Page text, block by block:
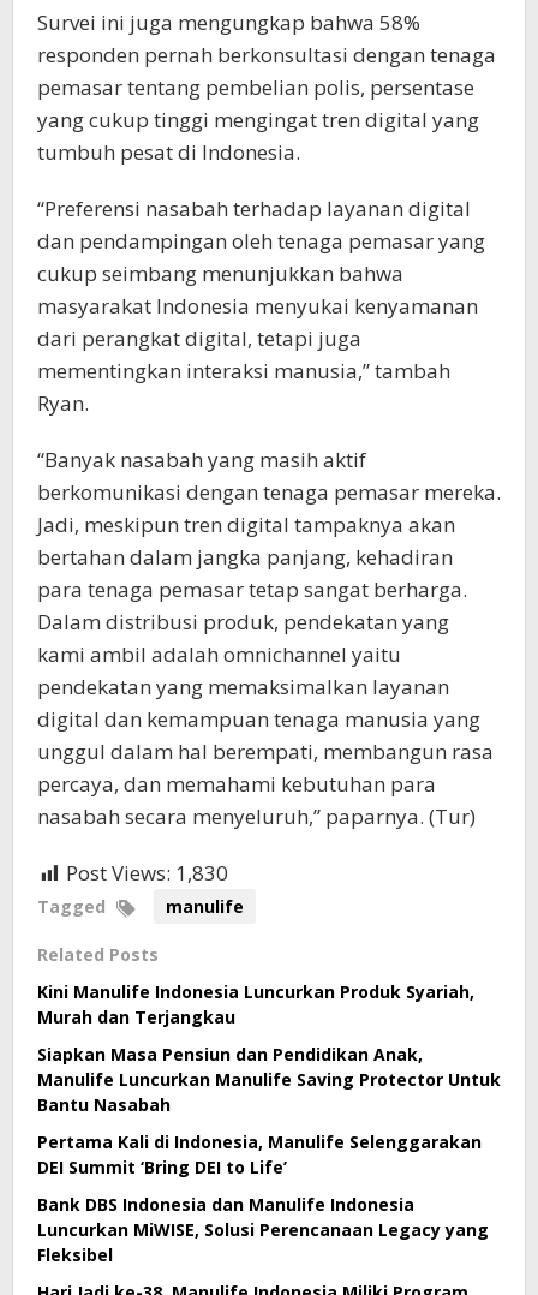
Survei ini juga mengungkap bahwa 58%
responden pernah berkonsultasi dengan tenaga
pemasar tentang pembelian polis, persentase
yang cukup tinggi mengingat tren digital yang
tumbuh pesat di Indonesia.
“Preferensi nasabah terhadap layanan digital
dan pendampingan oleh tenaga pemasar yang
cukup seimbang menunjukkan bahwa
masyarakat Indonesia menyukai kenyamanan
dari perangkat digital, tetapi juga
mementingkan interaksi manusia,” tambah
Ryan.
“Banyak nasabah yang masih aktif
berkomunikasi dengan tenaga pemasar mereka.
Jadi, meskipun tren digital tampaknya akan
bertahan dalam jangka panjang, kehadiran
para tenaga pemasar tetap sangat berharga.
Dalam distribusi produk, pendekatan yang
kami ambil adalah omnichannel yaitu
pendekatan yang memaksimalkan layanan
digital dan kemampuan tenaga manusia yang
unggul dalam hal berempati, membangun rasa
percaya, dan memahami kebutuhan para
nasabah secara menyeluruh,” paparnya. (Tur)
Post Views: 1,830
Tagged manulife
Related Posts
Kini Manulife Indonesia Luncurkan Produk Syariah,
Murah dan Terjangkau
Siapkan Masa Pensiun dan Pendidikan Anak,
Manulife Luncurkan Manulife Saving Protector Untuk
Bantu Nasabah
Pertama Kali di Indonesia, Manulife Selenggarakan
DEI Summit ‘Bring DEI to Life’
Bank DBS Indonesia dan Manulife Indonesia
Luncurkan MiWISE, Solusi Perencanaan Legacy yang
Fleksibel